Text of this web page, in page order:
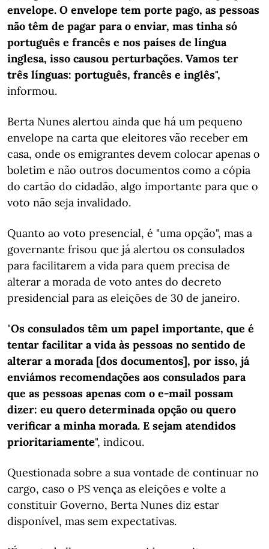
envelope. O envelope tem porte pago, as pessoas
não têm de pagar para o enviar, mas tinha só
português e francês e nos países de língua
inglesa, isso causou perturbações. Vamos ter
três línguas: português, francês e inglês",
informou.
Berta Nunes alertou ainda que há um pequeno
envelope na carta que eleitores vão receber em
casa, onde os emigrantes devem colocar apenas o
boletim e não outros documentos como a cópia
do cartão do cidadão, algo importante para que o
voto não seja invalidado.
Quanto ao voto presencial, é "uma opção", mas a
governante frisou que já alertou os consulados
para facilitarem a vida para quem precisa de
alterar a morada de voto antes do decreto
presidencial para as eleições de 30 de janeiro.
"Os consulados têm um papel importante, que é
tentar facilitar a vida às pessoas no sentido de
alterar a morada [dos documentos], por isso, já
enviámos recomendações aos consulados para
que as pessoas apenas com o e-mail possam
dizer: eu quero determinada opção ou quero
verificar a minha morada. E sejam atendidos
prioritariamente", indicou.
Questionada sobre a sua vontade de continuar no
cargo, caso o PS vença as eleições e volte a
constituir Governo, Berta Nunes diz estar
disponível, mas sem expectativas.